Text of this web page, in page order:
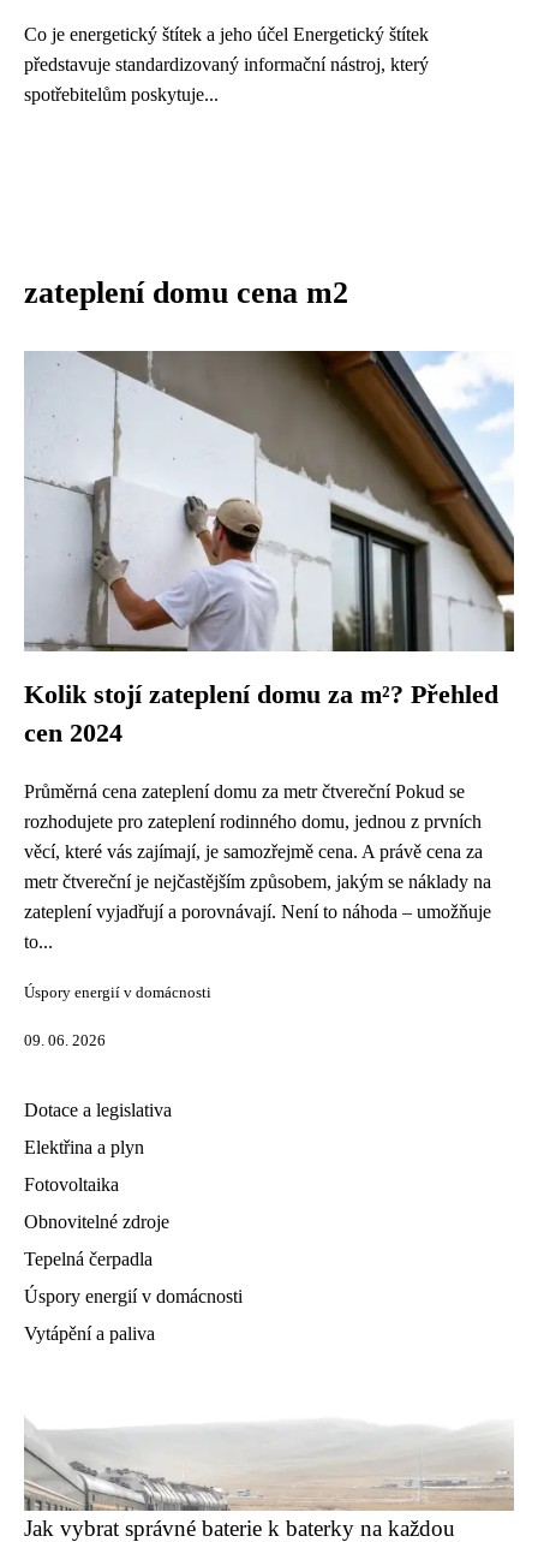
Co je energetický štítek a jeho účel Energetický štítek
představuje standardizovaný informační nástroj, který
spotřebitelům poskytuje...
zateplení domu cena m2
Kolik stojí zateplení domu za m²? Přehled
cen 2024
Průměrná cena zateplení domu za metr čtvereční Pokud se
rozhodujete pro zateplení rodinného domu, jednou z prvních
věcí, které vás zajímají, je samozřejmě cena. A právě cena za
metr čtvereční je nejčastějším způsobem, jakým se náklady na
zateplení vyjadřují a porovnávají. Není to náhoda – umožňuje
to...
Úspory energií v domácnosti
09. 06. 2026
Dotace a legislativa
Elektřina a plyn
Fotovoltaika
Obnovitelné zdroje
Tepelná čerpadla
Úspory energií v domácnosti
Vytápění a paliva
Jak vybrat správné baterie k baterky na každou